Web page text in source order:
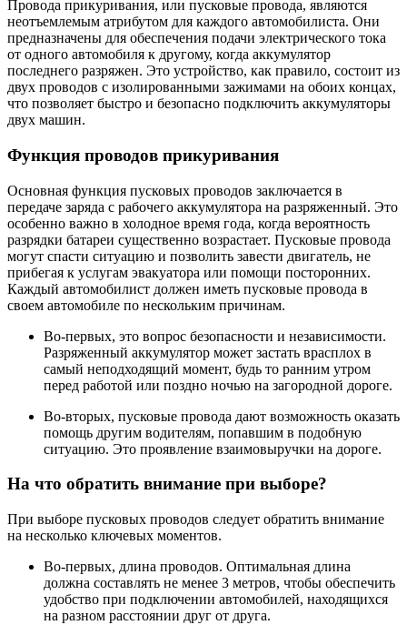
Провода прикуривания, или пусковые провода, являются
неотъемлемым атрибутом для каждого автомобилиста. Они
предназначены для обеспечения подачи электрического тока
от одного автомобиля к другому, когда аккумулятор
последнего разряжен. Это устройство, как правило, состоит из
двух проводов с изолированными зажимами на обоих концах,
что позволяет быстро и безопасно подключить аккумуляторы
двух машин.
Функция проводов прикуривания
Основная функция пусковых проводов заключается в
передаче заряда с рабочего аккумулятора на разряженный. Это
особенно важно в холодное время года, когда вероятность
разрядки батареи существенно возрастает. Пусковые провода
могут спасти ситуацию и позволить завести двигатель, не
прибегая к услугам эвакуатора или помощи посторонних.
Каждый автомобилист должен иметь пусковые провода в
своем автомобиле по нескольким причинам.
Во-первых, это вопрос безопасности и независимости.
Разряженный аккумулятор может застать врасплох в
самый неподходящий момент, будь то ранним утром
перед работой или поздно ночью на загородной дороге.
Во-вторых, пусковые провода дают возможность оказать
помощь другим водителям, попавшим в подобную
ситуацию. Это проявление взаимовыручки на дороге.
На что обратить внимание при выборе?
При выборе пусковых проводов следует обратить внимание
на несколько ключевых моментов.
Во-первых, длина проводов. Оптимальная длина
должна составлять не менее 3 метров, чтобы обеспечить
удобство при подключении автомобилей, находящихся
на разном расстоянии друг от друга.